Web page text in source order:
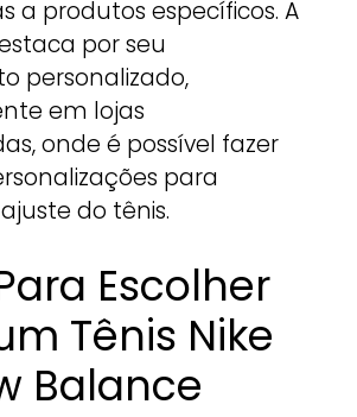
a produtos específicos. A
por seu
personalizado,
em lojas
onde é possível fazer
para
do tênis.
Escolher
Tênis Nike
Balance